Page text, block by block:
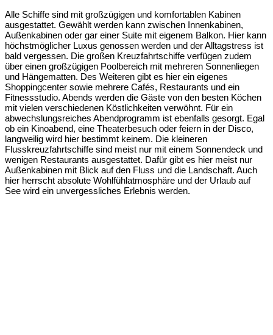
Alle Schiffe sind mit großzügigen und komfortablen Kabinen
ausgestattet. Gewählt werden kann zwischen Innenkabinen,
Außenkabinen oder gar einer Suite mit eigenem Balkon. Hier kann
höchstmöglicher Luxus genossen werden und der Alltagstress ist
bald vergessen. Die großen Kreuzfahrtschiffe verfügen zudem
über einen großzügigen Poolbereich mit mehreren Sonnenliegen
und Hängematten. Des Weiteren gibt es hier ein eigenes
Shoppingcenter sowie mehrere Cafés, Restaurants und ein
Fitnessstudio. Abends werden die Gäste von den besten Köchen
mit vielen verschiedenen Köstlichkeiten verwöhnt. Für ein
abwechslungsreiches Abendprogramm ist ebenfalls gesorgt. Egal
ob ein Kinoabend, eine Theaterbesuch oder feiern in der Disco,
langweilig wird hier bestimmt keinem. Die kleineren
Flusskreuzfahrtschiffe sind meist nur mit einem Sonnendeck und
wenigen Restaurants ausgestattet. Dafür gibt es hier meist nur
Außenkabinen mit Blick auf den Fluss und die Landschaft. Auch
hier herrscht absolute Wohlfühlatmosphäre und der Urlaub auf
See wird ein unvergessliches Erlebnis werden.